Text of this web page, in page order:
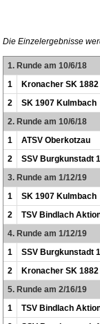
Die Einzelergebnisse
1. Runde am 10/6/18
1
Kronacher SK 1882
2
SK 1907 Kulmbach
2. Runde am 10/6/18
1
ATSV Oberkotzau
2
SSV Burgkunstadt
3. Runde am 1/12/19
1
SK 1907 Kulmbach
2
TSV Bindlach
4. Runde am 1/12/19
1
SSV Burgkunstadt
2
Kronacher SK 1882
5. Runde am 2/16/19
1
TSV Bindlach